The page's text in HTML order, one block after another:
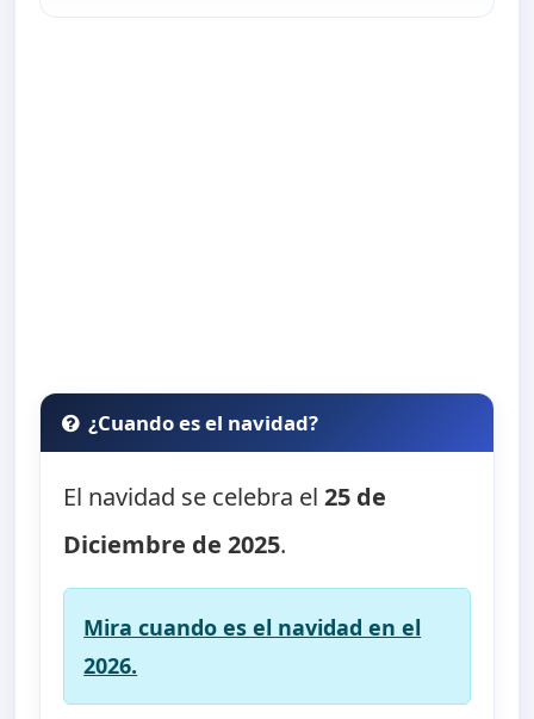
¿Cuando es el navidad?
El navidad se celebra el25 de
Diciembre de 2025.
Mira cuando es el navidad en el
2026.